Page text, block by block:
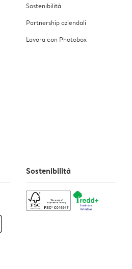
Sostenibilità
Partnership aziendali
Lavora con Photobox
Sostenibilità